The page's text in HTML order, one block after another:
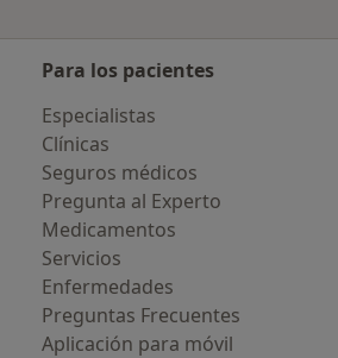
Para los pacientes
Especialistas
Clínicas
Seguros médicos
Pregunta al Experto
Medicamentos
Servicios
Enfermedades
Preguntas Frecuentes
Aplicación para móvil